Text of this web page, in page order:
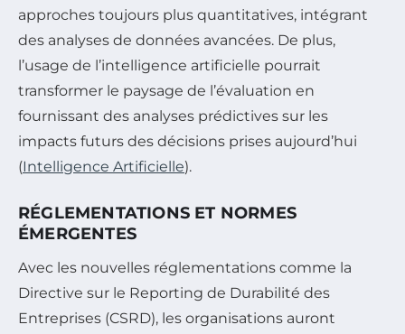
approches toujours plus quantitatives, intégrant
des analyses de données avancées. De plus,
l’usage de l’intelligence artificielle pourrait
transformer le paysage de l’évaluation en
fournissant des analyses prédictives sur les
impacts futurs des décisions prises aujourd’hui
(Intelligence Artificielle).
RÉGLEMENTATIONS ET NORMES
ÉMERGENTES
Avec les nouvelles réglementations comme la
Directive sur le Reporting de Durabilité des
Entreprises (CSRD), les organisations auront